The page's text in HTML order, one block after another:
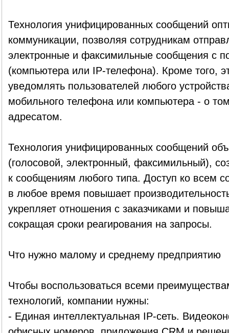
Технология унифицированных сообщений
коммуникации, позволяя сотрудникам
электронные и факсимильные сообщения с
(компьютера или IP-телефона). Кроме того,
уведомлять пользователей любого
мобильного телефона или компьютера - о
адресатом.
Технология унифицированных сообщений
(голосовой, электронный, факсимильный),
к сообщениям любого типа. Доступ ко всем
в любое время повышает
укрепляет отношения с заказчиками и
сокращая сроки реагирования на запросы.
Что нужно малому и среднему предприятию
Чтобы воспользоваться всеми
технологий, компании нужны:
- Единая интеллектуальная IP-сеть.